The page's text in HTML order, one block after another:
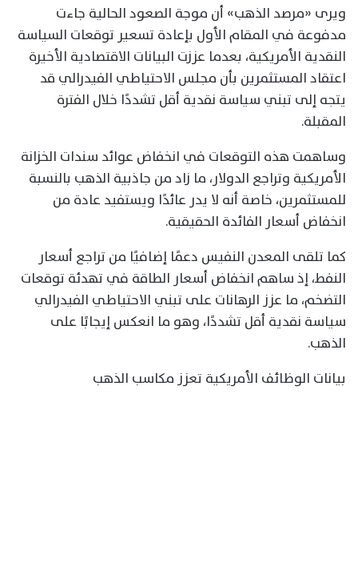
ويرى «مرصد الذهب» أن موجة الصعود الحالية جاءت
مدفوعة في المقام الأول بإعادة تسعير توقعات السياسة
النقدية الأمريكية، بعدما عززت البيانات الاقتصادية الأخيرة
اعتقاد المستثمرين بأن مجلس الاحتياطي الفيدرالي قد
يتجه إلى تبني سياسة نقدية أقل تشددًا خلال الفترة
المقبلة.
وساهمت هذه التوقعات في انخفاض عوائد سندات الخزانة
الأمريكية وتراجع الدولار، ما زاد من جاذبية الذهب بالنسبة
للمستثمرين، خاصة أنه لا يدر عائدًا ويستفيد عادة من
انخفاض أسعار الفائدة الحقيقية.
كما تلقى المعدن النفيس دعمًا إضافيًا من تراجع أسعار
النفط، إذ ساهم انخفاض أسعار الطاقة في تهدئة توقعات
التضخم، ما عزز الرهانات على تبني الاحتياطي الفيدرالي
سياسة نقدية أقل تشددًا، وهو ما انعكس إيجابًا على
الذهب.
بيانات الوظائف الأمريكية تعزز مكاسب الذهب